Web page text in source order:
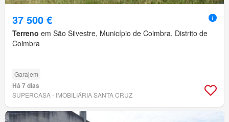
37 500 €
Terreno em São Silvestre, Município de Coimbra, Distrito de
Coimbra
Garajem
Há 7 dias
SUPERCASA - IMOBILIÁRIA SANTA CRUZ